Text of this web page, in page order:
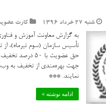
شنبه ۲۷ خرداد ۱۳۹۶ کارت
به گزارش معاونت آموزش و
حق عضویت با ۵۰
نمایند. ***
ادامه نوشته »